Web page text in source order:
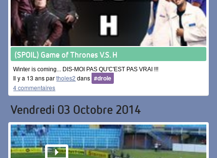
(SPOIL) Game of Thrones V.S. H
Winter is coming... DIS-MOI PAS QU'C'EST PAS VRAI !!!
Il y a 13 ans partholes2 dans #drole
4 commentaires
Vendredi 03 Octobre 2014